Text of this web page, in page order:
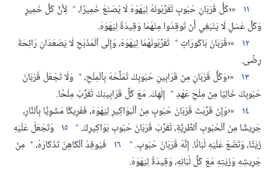
١١ ‏«‹كُلُّ قُرْبَانِ حُبُوبٍ تُقَرِّبُونَهُ لِيَهْوَهَ لَا يُصْنَعُ خَمِيرًا،‏ + لِأَنَّ كُلَّ خَمِيرٍ
وَكُلَّ عَسَلٍ لَا يَنْبَغِي أَنْ تُوقِدُوا مِنْهُمَا وَقِيدَةً لِيَهْوَهَ.‏
١٢ ‏«‹قُرْبَانَ بَاكُورَاتٍ + تُقَرِّبُونَهُمَا لِيَهْوَهَ،‏ وَإِلَى ٱلْمَذْبَحِ لَا يَصْعَدَانِ رَائِحَةَ
رِضًى.‏
١٣ ‏«‹وَكُلُّ قُرْبَانٍ مِنْ قَرَابِينِ حُبُوبِكَ تُمَلِّحُهُ بِٱلْمِلْحِ،‏ + وَلَا تَجْعَلْ قُرْبَانَ
حُبُوبِكَ خَالِيًا مِنْ مِلْحِ عَهْدِ + إِلٰهِكَ.‏ مَعَ كُلِّ قَرَابِينِكَ تُقَرِّبُ مِلْحًا.‏
١٤ ‏«‹وَإِنْ قَرَّبْتَ قُرْبَانَ حُبُوبٍ مِنَ ٱلْبَوَاكِيرِ لِيَهْوَهَ،‏ فَفَرِيكًا مَشْوِيًّا بِٱلنَّارِ،‏
جَرِيشًا مِنَ ٱلْحُبُوبِ ٱلطَّرِيَّةِ،‏ تُقَرِّبُ قُرْبَانَ حُبُوبِ بَوَاكِيرِكَ.‏ + ١٥ وَتَجْعَلُ عَلَيْهِ
زَيْتًا،‏ وَتَضَعُ عَلَيْهِ لُبَانًا.‏ إِنَّهُ قُرْبَانُ حُبُوبٍ.‏ + ١٦ فَيُوقِدُ ٱلْكَاهِنُ تَذْكَارَهُ،‏ + مِنْ
جَرِيشِهِ وَزَيْتِهِ مَعَ كُلِّ لُبَانِهِ،‏ وَقِيدَةً لِيَهْوَهَ.‏